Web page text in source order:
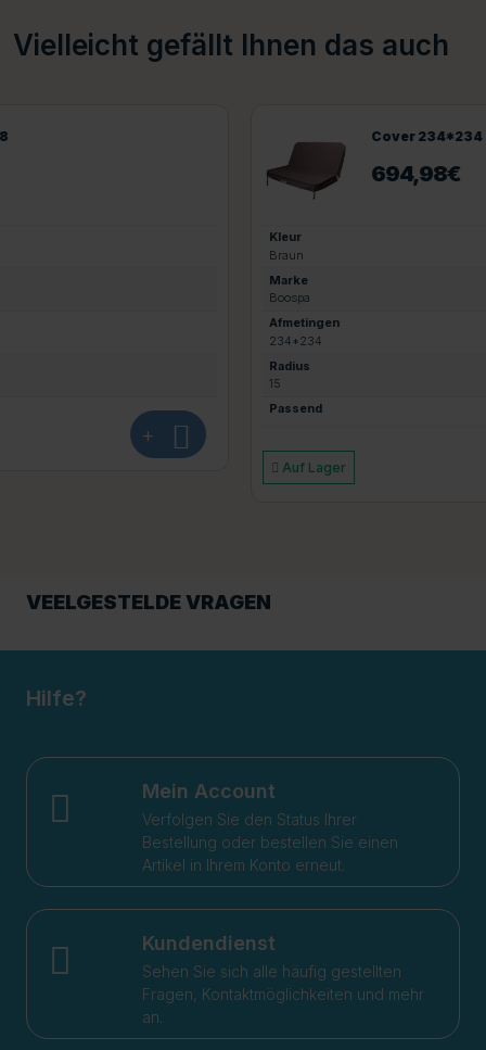
Vielleicht gefällt Ihnen das auch
VEELGESTELDE VRAGEN
Hilfe?
Mein Account
Verfolgen Sie den Status Ihrer
Bestellung oder bestellen Sie einen
Artikel in Ihrem Konto erneut.
Kundendienst
Sehen Sie sich alle häufig gestellten
Fragen, Kontaktmöglichkeiten und mehr
an.